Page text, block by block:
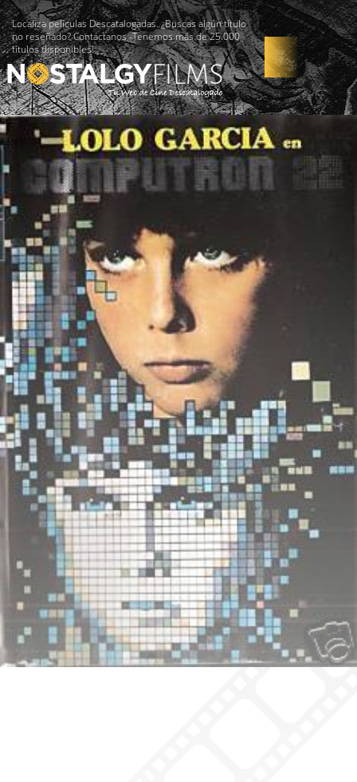
Localiza películas Descatalogadas. ¿Buscas algún título
no reseñado? Contáctanos -Tenemos más de 25.000
títulos disponibles!